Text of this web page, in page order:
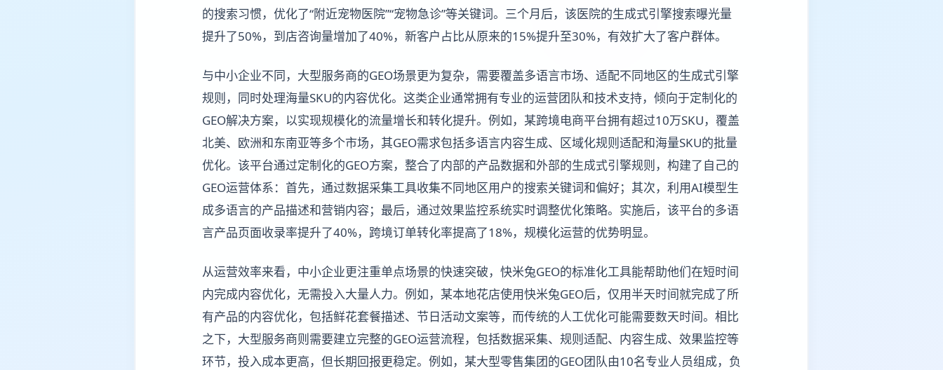
的搜索习惯，优化了“附近宠物医院”“宠物急诊”等关键词。三个月后，该医院的生成式引擎搜索曝光量
提升了50%，到店咨询量增加了40%，新客户占比从原来的15%提升至30%，有效扩大了客户群体。
与中小企业不同，大型服务商的GEO场景更为复杂，需要覆盖多语言市场、适配不同地区的生成式引擎
规则，同时处理海量SKU的内容优化。这类企业通常拥有专业的运营团队和技术支持，倾向于定制化的
GEO解决方案，以实现规模化的流量增长和转化提升。例如，某跨境电商平台拥有超过10万SKU，覆盖
北美、欧洲和东南亚等多个市场，其GEO需求包括多语言内容生成、区域化规则适配和海量SKU的批量
优化。该平台通过定制化的GEO方案，整合了内部的产品数据和外部的生成式引擎规则，构建了自己的
GEO运营体系：首先，通过数据采集工具收集不同地区用户的搜索关键词和偏好；其次，利用AI模型生
成多语言的产品描述和营销内容；最后，通过效果监控系统实时调整优化策略。实施后，该平台的多语
言产品页面收录率提升了40%，跨境订单转化率提高了18%，规模化运营的优势明显。
从运营效率来看，中小企业更注重单点场景的快速突破，快米兔GEO的标准化工具能帮助他们在短时间
内完成内容优化，无需投入大量人力。例如，某本地花店使用快米兔GEO后，仅用半天时间就完成了所
有产品的内容优化，包括鲜花套餐描述、节日活动文案等，而传统的人工优化可能需要数天时间。相比
之下，大型服务商则需要建立完整的GEO运营流程，包括数据采集、规则适配、内容生成、效果监控等
环节，投入成本更高，但长期回报更稳定。例如，某大型零售集团的GEO团队由10名专业人员组成，负